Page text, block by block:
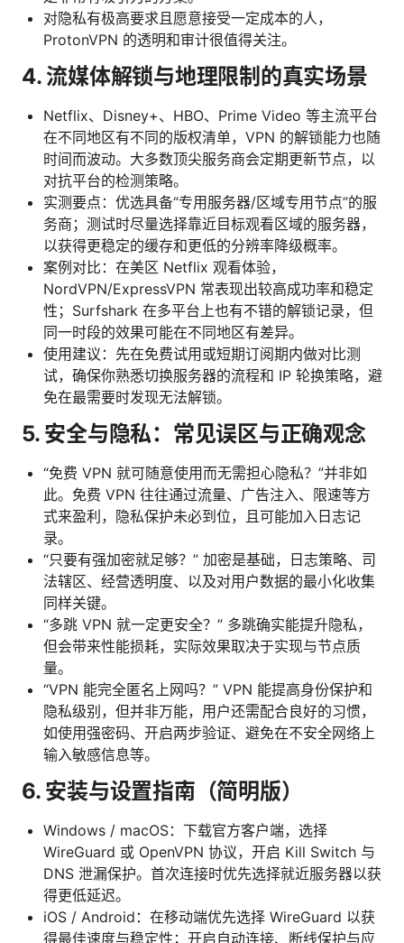
对隐私有极高要求且愿意接受一定成本的人，
ProtonVPN 的透明和审计很值得关注。
4. 流媒体解锁与地理限制的真实场景
Netflix、Disney+、HBO、Prime Video 等主流平台
在不同地区有不同的版权清单，VPN 的解锁能力也随
时间而波动。大多数顶尖服务商会定期更新节点，以
对抗平台的检测策略。
实测要点：优选具备“专用服务器/区域专用节点”的服
务商；测试时尽量选择靠近目标观看区域的服务器，
以获得更稳定的缓存和更低的分辨率降级概率。
案例对比：在美区 Netflix 观看体验，
NordVPN/ExpressVPN 常表现出较高成功率和稳定
性；Surfshark 在多平台上也有不错的解锁记录，但
同一时段的效果可能在不同地区有差异。
使用建议：先在免费试用或短期订阅期内做对比测
试，确保你熟悉切换服务器的流程和 IP 轮换策略，避
免在最需要时发现无法解锁。
5. 安全与隐私：常见误区与正确观念
“免费 VPN 就可随意使用而无需担心隐私？”并非如
此。免费 VPN 往往通过流量、广告注入、限速等方
式来盈利，隐私保护未必到位，且可能加入日志记
录。
“只要有强加密就足够？” 加密是基础，日志策略、司
法辖区、经营透明度、以及对用户数据的最小化收集
同样关键。
“多跳 VPN 就一定更安全？” 多跳确实能提升隐私，
但会带来性能损耗，实际效果取决于实现与节点质
量。
“VPN 能完全匿名上网吗？” VPN 能提高身份保护和
隐私级别，但并非万能，用户还需配合良好的习惯，
如使用强密码、开启两步验证、避免在不安全网络上
输入敏感信息等。
6. 安装与设置指南（简明版）
Windows / macOS：下载官方客户端，选择
WireGuard 或 OpenVPN 协议，开启 Kill Switch 与
DNS 泄漏保护。首次连接时优先选择就近服务器以获
得更低延迟。
iOS / Android：在移动端优先选择 WireGuard 以获
得最佳速度与稳定性；开启自动连接、断线保护与应